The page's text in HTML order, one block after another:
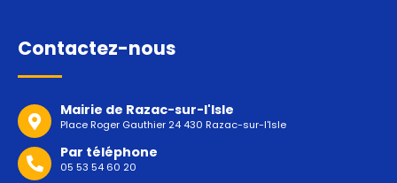
Contactez-nous
Mairie de Razac-sur-l'Isle
Place Roger Gauthier 24 430 Razac-sur-l'Isle
Par téléphone
05 53 54 60 20